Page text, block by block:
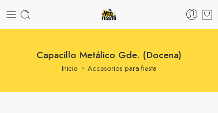
Capacillo Metálico Gde. (Docena)
Inicio Accesorios para fiesta